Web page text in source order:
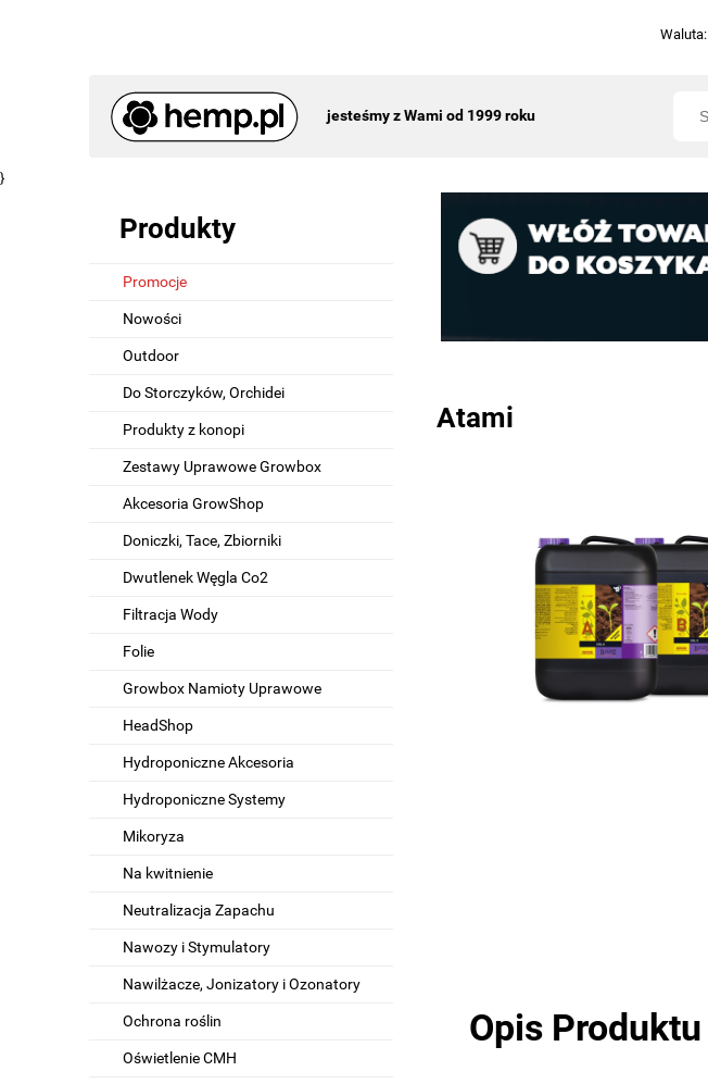
Waluta:
jesteśmy z Wami od 1999 roku
}
Produkty
Promocje
Nowości
Outdoor
Do Storczyków, Orchidei
Produkty z konopi
Zestawy Uprawowe Growbox
Akcesoria GrowShop
Doniczki, Tace, Zbiorniki
Dwutlenek Węgla Co2
Filtracja Wody
Folie
Growbox Namioty Uprawowe
HeadShop
Hydroponiczne Akcesoria
Hydroponiczne Systemy
Mikoryza
Na kwitnienie
Neutralizacja Zapachu
Nawozy i Stymulatory
Nawilżacze, Jonizatory i Ozonatory
Ochrona roślin
Oświetlenie CMH
Atami
Opis Produktu